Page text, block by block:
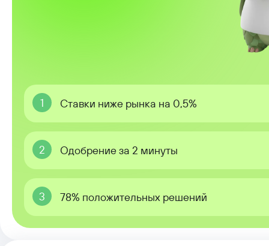
1 Ставки ниже рынка на 0,5%
2 Одобрение за 2 минуты
3 78% положительных решений